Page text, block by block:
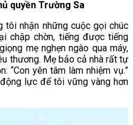
quyền Trường Sa
tôi nhận những cuộc gọi chúc
chập chờn, tiếng được tiếng
mẹ nghẹn ngào qua máy,
thương. Mẹ bảo cả nhà rất tự
“Con yên tâm làm nhiệm vụ.”
lực để tôi vững vàng hơn